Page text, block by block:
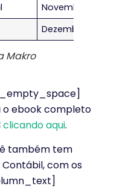
Novembro/2023
Dezembro/2023
Makro
ebook completo
clicando aqui.
também tem
com os